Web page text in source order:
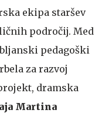
ekipa staršev
področij. Med
pedagoški
za razvoj
dramska
Martina